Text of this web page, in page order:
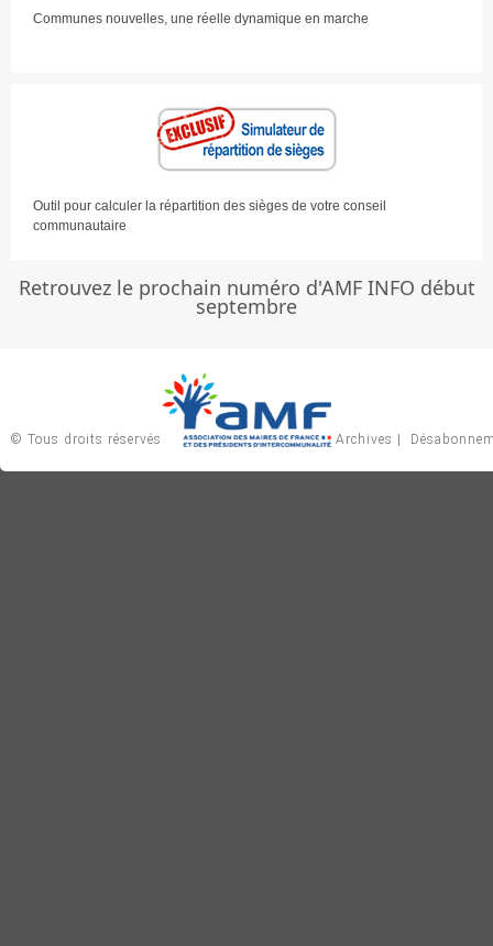
Communes nouvelles, une réelle dynamique en marche
Outil pour calculer la répartition des sièges de votre conseil
communautaire
Retrouvez le prochain numéro d'AMF INFO début
septembre
© Tous droits réservés Archives